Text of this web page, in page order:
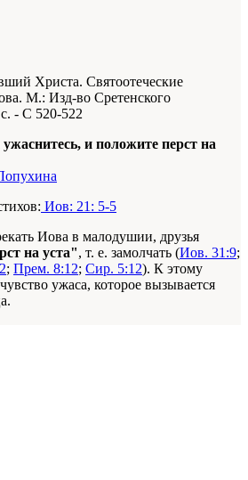
Христа. Святоотеческие
М.: Изд-во Сретенского
- С 520-522
и положите перст на
Иов: 21: 5-5
Иова в малодушии, друзья
на уста", т. е. замолчать (Иов. 31:9;
; Прем. 8:12; Сир. 5:12). К этому
ужаса, которое вызывается